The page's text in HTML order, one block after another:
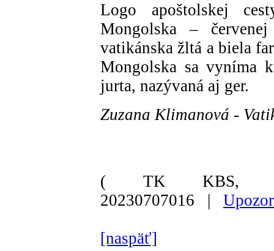
Logo apoštolskej
Mongolska –
vatikánska žltá a biela
Mongolska sa vyníma
jurta, nazývaná aj ger.
Zuzana Klimanová -
( TK KBS,
20230707016 |
[naspäť]